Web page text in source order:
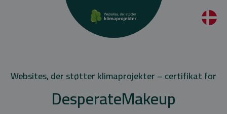
Websites, der støtter klimaprojekter – certifikat for
DesperateMakeup